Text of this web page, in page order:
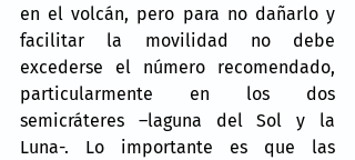
en el volcán, pero para no dañarlo y
facilitar la movilidad no debe
excederse el número recomendado,
particularmente en los dos
semicráteres –laguna del Sol y la
Luna-. Lo importante es que las